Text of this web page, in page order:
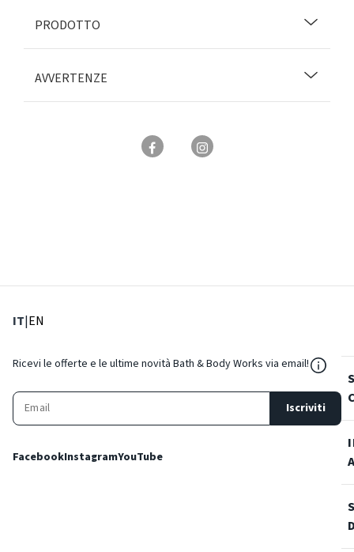
PRODOTTO
AVVERTENZE
IT: Lingua corrente
|EN
Ricevi le offerte e le ultime novità Bath & Body Works via email!
Iscriviti
FacebookInstagramYouTube